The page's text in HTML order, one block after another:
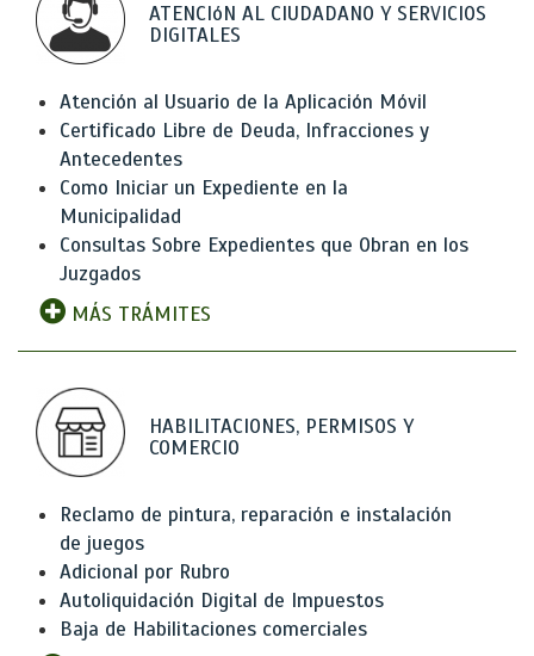
ATENCIóN AL CIUDADANO Y SERVICIOS
DIGITALES
Atención al Usuario de la Aplicación Móvil
Certificado Libre de Deuda, Infracciones y
Antecedentes
Como Iniciar un Expediente en la
Municipalidad
Consultas Sobre Expedientes que Obran en los
Juzgados
MÁS TRÁMITES
HABILITACIONES, PERMISOS Y
COMERCIO
Reclamo de pintura, reparación e instalación
de juegos
Adicional por Rubro
Autoliquidación Digital de Impuestos
Baja de Habilitaciones comerciales